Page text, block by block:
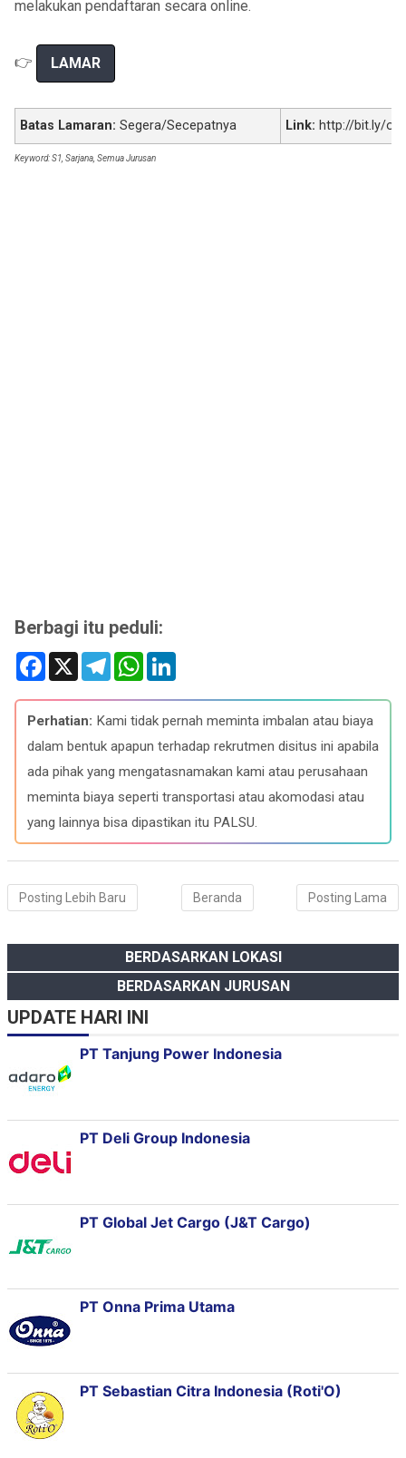
melakukan pendaftaran secara online.
👉 LAMAR
Batas Lamaran: Segera/Secepatnya Link: http://bit.ly/
Keyword: S1, Sarjana, Semua Jurusan
Berbagi itu peduli:
F
e
b
o
o
X
T
e
e
g
r
a
W
t
s
A
p
k
e
d
I
Perhatian: Kami tidak pernah meminta imbalan atau biaya
dalam bentuk apapun terhadap rekrutmen disitus ini apabila
ada pihak yang mengatasnamakan kami atau perusahaan
meminta biaya seperti transportasi atau akomodasi atau
yang lainnya bisa dipastikan itu PALSU.
Posting Lebih Baru Posting Lama
Beranda
BERDASARKAN LOKASI
BERDASARKAN JURUSAN
UPDATE HARI INI